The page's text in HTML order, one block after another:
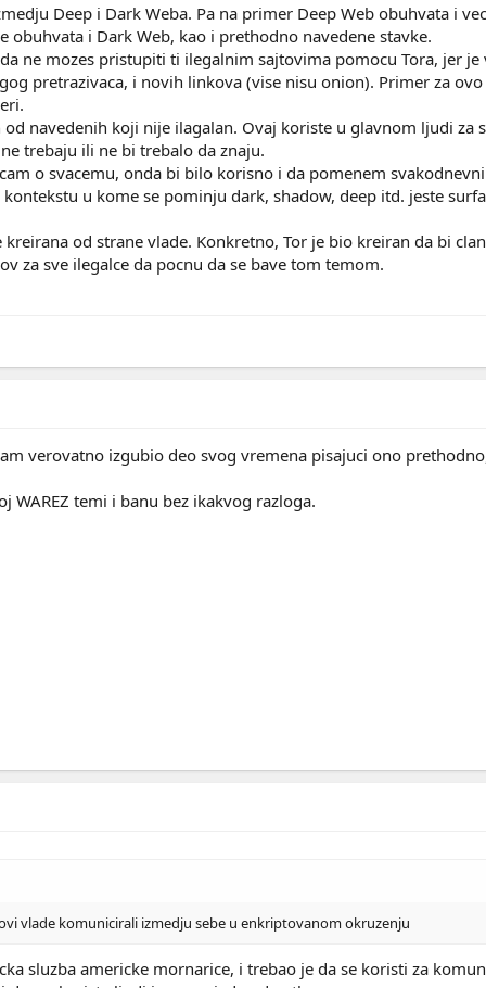
Deep i Dark Weba. Pa na primer Deep Web obuhvata i
obuhvata i Dark Web, kao i prethodno navedene stavke.
ne mozes pristupiti ti ilegalnim sajtovima pomocu Tora, jer
pretrazivaca, i novih linkova (vise nisu onion). Primer za
navedenih koji nije ilagalan. Ovaj koriste u glavnom ljudi za
trebaju ili ne bi trebalo da znaju.
o svacemu, onda bi bilo korisno i da pomenem
u kome se pominju dark, shadow, deep itd. jeste
kreirana od strane vlade. Konkretno, Tor je bio kreiran da bi
za sve ilegalce da pocnu da se bave tom temom.
verovatno izgubio deo svog vremena pisajuci ono
WAREZ temi i banu bez ikakvog razloga.
vlade komunicirali izmedju sebe u enkriptovanom okruzenju
sluzba americke mornarice, i trebao je da se koristi za